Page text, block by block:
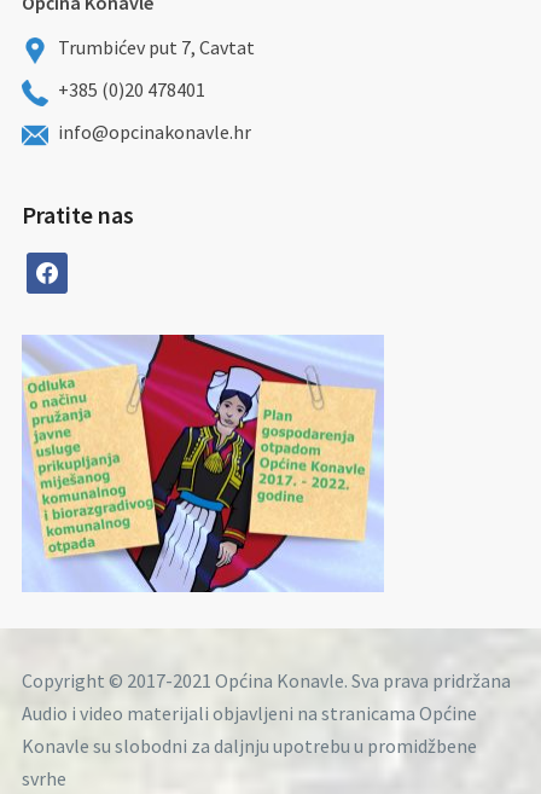
Trumbićev put 7, Cavtat
+385 (0)20 478401
info@opcinakonavle.hr
Pratite nas
facebook
Copyright © 2017-2021 Općina Konavle. Sva prava pridržana
Audio i video materijali objavljeni na stranicama Općine
Konavle su slobodni za daljnju upotrebu u promidžbene
svrhe